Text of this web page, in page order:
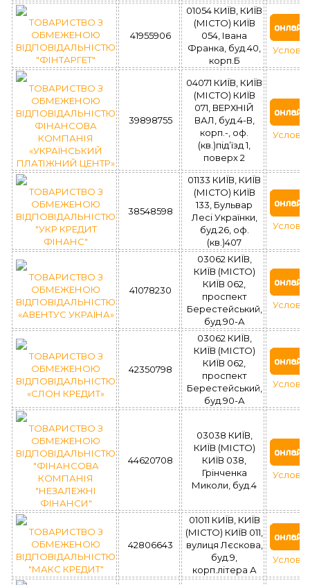
ТОВАРИСТВО З
ОБМЕЖЕНОЮ
ВІДПОВІДАЛЬНІСТЮ
"ФІНТАРГЕТ"
41955906
01054 КИЇВ, КИЇВ
(МІСТО) КИЇВ
054, Івана
Франка, буд.40,
корп.Б
ТОВАРИСТВО З
ОБМЕЖЕНОЮ
ВІДПОВІДАЛЬНІСТЮ
ФІНАНСОВА
КОМПАНІЯ
«УКРАЇНСЬКИЙ
ПЛАТІЖНИЙ ЦЕНТР»
39898755
04071 КИЇВ, КИЇВ
(МІСТО) КИЇВ
071, ВЕРХНІЙ
ВАЛ, буд.4-В,
корп.-, оф.
(кв.)під’їзд 1,
поверх 2
ТОВАРИСТВО З
ОБМЕЖЕНОЮ
ВІДПОВІДАЛЬНІСТЮ
"УКР КРЕДИТ
ФІНАНС"
38548598
01133 КИЇВ, КИЇВ
(МІСТО) КИЇВ
133, Бульвар
Лесі Українки,
буд.26, оф.
(кв.)407
ТОВАРИСТВО З
ОБМЕЖЕНОЮ
ВІДПОВІДАЛЬНІСТЮ
«АВЕНТУС УКРАЇНА»
41078230
03062 КИЇВ,
КИЇВ (МІСТО)
КИЇВ 062,
проспект
Берестейський,
буд.90-А
ТОВАРИСТВО З
ОБМЕЖЕНОЮ
ВІДПОВІДАЛЬНІСТЮ
«СЛОН КРЕДИТ»
42350798
03062 КИЇВ,
КИЇВ (МІСТО)
КИЇВ 062,
проспект
Берестейський,
буд.90-А
ТОВАРИСТВО З
ОБМЕЖЕНОЮ
ВІДПОВІДАЛЬНІСТЮ
"ФІНАНСОВА
КОМПАНІЯ
"НЕЗАЛЕЖНІ
ФІНАНСИ"
44620708
03038 КИЇВ,
КИЇВ (МІСТО)
КИЇВ 038,
Грінченка
Миколи, буд.4
ТОВАРИСТВО З
ОБМЕЖЕНОЮ
ВІДПОВІДАЛЬНІСТЮ
"МАКС КРЕДИТ"
42806643
01011 КИЇВ, КИЇВ
(МІСТО) КИЇВ 011,
вулиця Лєскова,
буд.9,
корп.літера А